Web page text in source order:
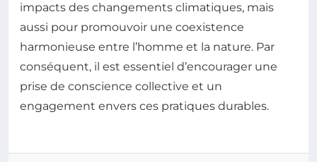
impacts des changements climatiques, mais
aussi pour promouvoir une coexistence
harmonieuse entre l’homme et la nature. Par
conséquent, il est essentiel d’encourager une
prise de conscience collective et un
engagement envers ces pratiques durables.